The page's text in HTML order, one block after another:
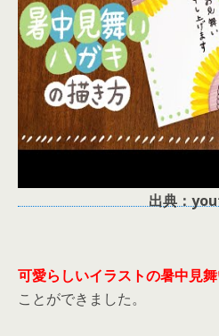
出典：
可愛らしいイラストの暑中見
ことができました。